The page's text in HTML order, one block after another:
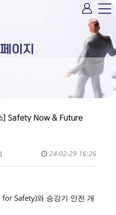
이지
] Safety Now & Future
24-02-29 16:26
Safety)와 승강기 안전 개